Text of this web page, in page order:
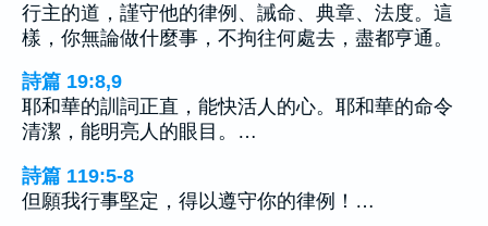
行主的道，謹守他的律例、誡命、典章、法度。這
樣，你無論做什麼事，不拘往何處去，盡都亨通。
詩篇 19:8,9
耶和華的訓詞正直，能快活人的心。耶和華的命令
清潔，能明亮人的眼目。…
詩篇 119:5-8
但願我行事堅定，得以遵守你的律例！…